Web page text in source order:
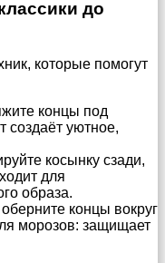
до
которые помогут
концы под
создаёт уютное,
косынку сзади,
для
образа.
концы вокруг
морозов: защищает